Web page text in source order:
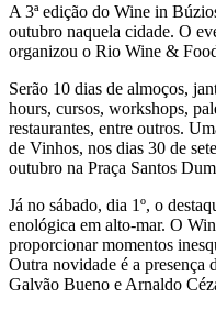
A 3ª edição do Wine in
outubro naquela cidade. O
organizou o Rio Wine &
Serão 10 dias de almoços,
hours, cursos, workshops,
restaurantes, entre outros.
de Vinhos, nos dias 30 de
outubro na Praça Santos
Já no sábado, dia 1º, o
enológica em alto-mar. O
proporcionar momentos
Outra novidade é a presença
Galvão Bueno e Arnaldo